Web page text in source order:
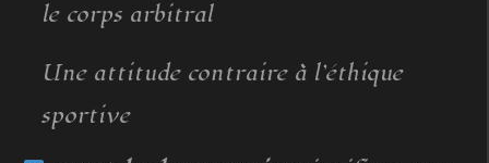
le corps arbitral
Une attitude contraire à l’éthique
sportive